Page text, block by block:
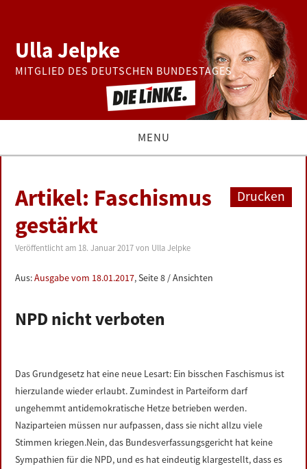
Ulla Jelpke
MITGLIED DES DEUTSCHEN BUNDESTAGES
MENU
BUNDESTAG
PRESSE
ZUR PERSON
LINKS
IMPRESSUM
Drucken
Artikel: Faschismus
gestärkt
Veröffentlicht am 18. Januar 2017 von Ulla Jelpke
Aus:Ausgabe vom 18.01.2017, Seite 8 / Ansichten
NPD nicht verboten
Das Grundgesetz hat eine neue Lesart: Ein bisschen Faschismus ist
hierzulande wieder erlaubt. Zumindest in Parteiform darf
ungehemmt antidemokratische Hetze betrieben werden.
Naziparteien müssen nur aufpassen, dass sie nicht allzu viele
Stimmen kriegen.Nein, das Bundesverfassungsgericht hat keine
Sympathien für die NPD, und es hat eindeutig klargestellt, dass es